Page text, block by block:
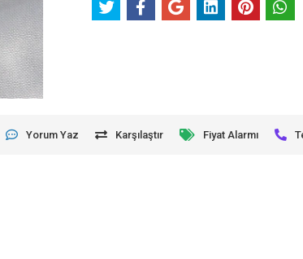
Yorum Yaz Karşılaştır Fiyat Alarmı